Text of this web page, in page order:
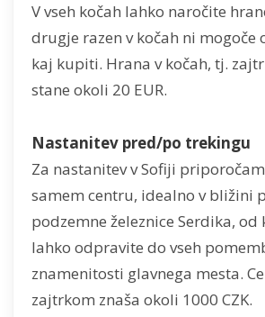
V vseh kočah lahko naročite
drugje razen v kočah ni mogoče
kaj kupiti. Hrana v kočah, tj.
stane okoli 20 EUR.
Nastanitev pred/po trekingu
Za nastanitev v Sofiji
samem centru, idealno v bližini
podzemne železnice Serdika, od
lahko odpravite do vseh
znamenitosti glavnega mesta.
zajtrkom znaša okoli 1000 CZK.